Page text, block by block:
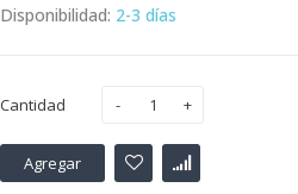
Disponibilidad: 2-3 días
Cantidad
Agregar